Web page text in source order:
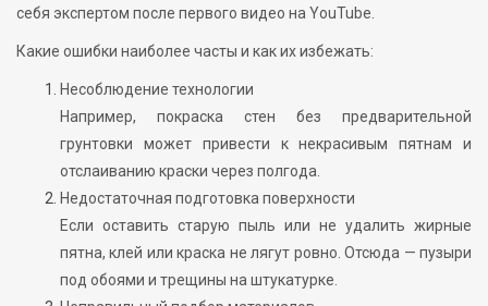
себя экспертом после первого видео на YouTube.
Какие ошибки наиболее часты и как их избежать:
Несоблюдение технологии
Например, покраска стен без предварительной
грунтовки может привести к некрасивым пятнам и
отслаиванию краски через полгода.
Недостаточная подготовка поверхности
Если оставить старую пыль или не удалить жирные
пятна, клей или краска не лягут ровно. Отсюда — пузыри
под обоями и трещины на штукатурке.